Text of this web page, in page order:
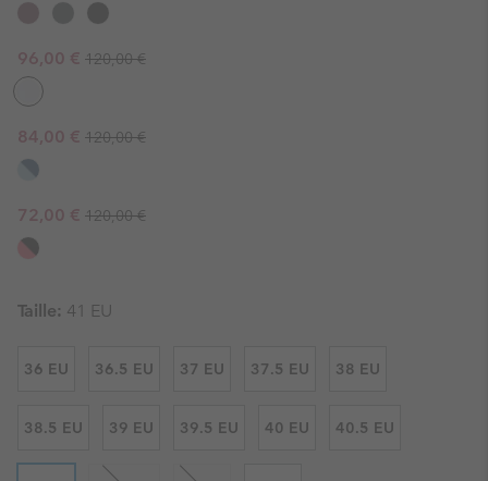
Sale price:
96,00 € Regular price:
120,00 €
Sale price:
84,00 € Regular price:
120,00 €
Sale price:
72,00 € Regular price:
120,00 €
Taille: 41 EU
36 EU 36.5 EU 37 EU 37.5 EU 38 EU
38.5 EU 39 EU 39.5 EU 40 EU 40.5 EU